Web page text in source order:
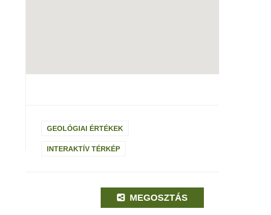
GEOLÓGIAI ÉRTÉKEK
INTERAKTÍV TÉRKÉP
MEGOSZTÁS